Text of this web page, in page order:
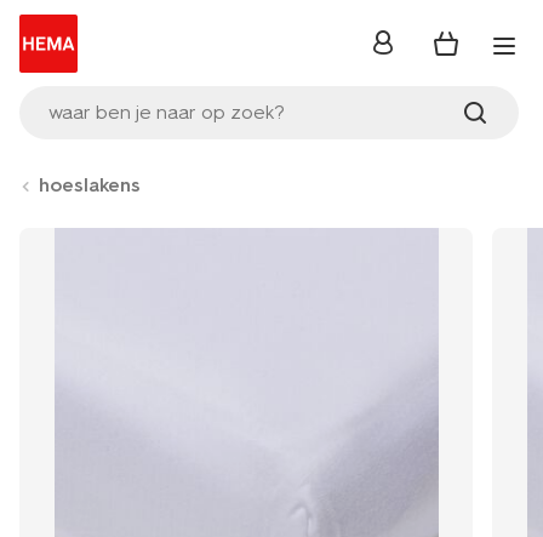
waar ben je naar op zoek?
inloggen
hoeslakens